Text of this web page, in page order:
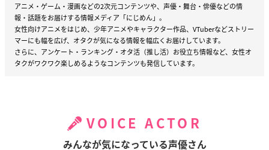
アニメ・ゲーム・漫画などの2次元コンテンツや、声優・舞台・俳優などの情
報・話題をお届けする情報メディア「にじめん」。
女性向けアニメをはじめ、少年アニメやキャラクター作品、VTuberなどストリー
マーにも幅を広げ、オタクが気になる情報を幅広くお届けしています。
さらに、アンケート・ランキング・オタ活（推し活）お役立ち情報など、女性オ
タクがワクワク楽しめるようなコンテンツも発信しています。
VOICE ACTOR
みんなが気になっている声優さん